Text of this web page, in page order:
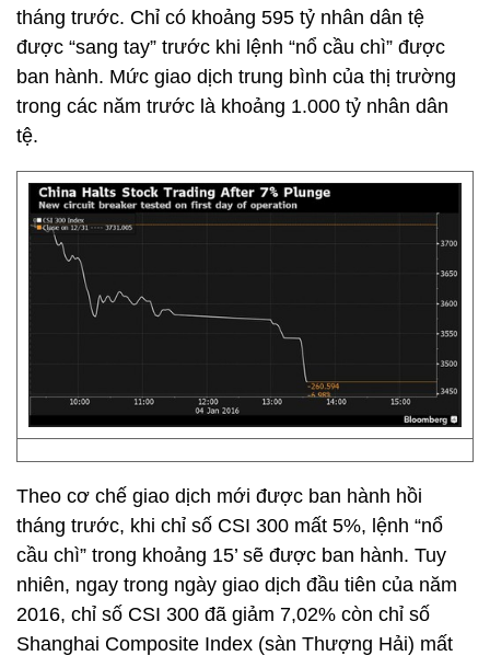
tháng trước. Chỉ có khoảng 595 tỷ nhân dân tệ
được “sang tay” trước khi lệnh “nổ cầu chì” được
ban hành. Mức giao dịch trung bình của thị trường
trong các năm trước là khoảng 1.000 tỷ nhân dân
tệ.
Theo cơ chế giao dịch mới được ban hành hồi
tháng trước, khi chỉ số CSI 300 mất 5%, lệnh “nổ
cầu chì” trong khoảng 15’ sẽ được ban hành. Tuy
nhiên, ngay trong ngày giao dịch đầu tiên của năm
2016, chỉ số CSI 300 đã giảm 7,02% còn chỉ số
Shanghai Composite Index (sàn Thượng Hải) mất